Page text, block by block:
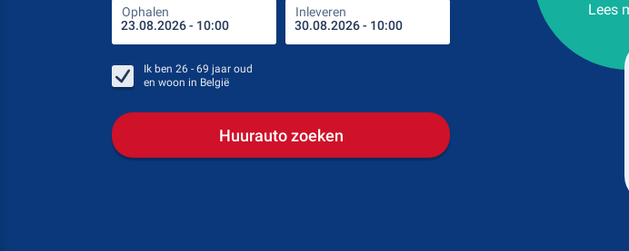
Ophalen Inleveren Plaats voor teruggave
Ik ben 26 - 69 jaar oud
en woon in België
Huurauto zoeken
Lees